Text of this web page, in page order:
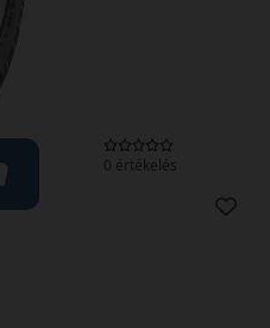
0 értékelés